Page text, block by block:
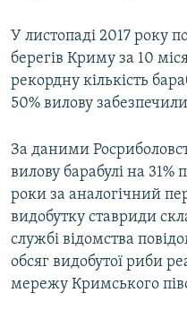
У листопаді 2017 року
берегів Криму за 10
рекордну кількість
50% вилову
За даними
вилову барабулі на
роки за аналогічний
видобутку ставриди
службі відомства
обсяг видобутої риби
мережу Кримського